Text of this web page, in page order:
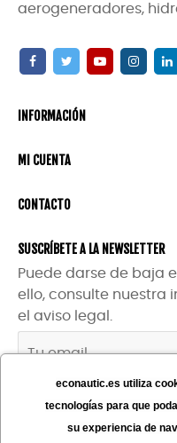
aerogeneradores,
INFORMACIÓN
MI CUENTA
CONTACTO
SUSCRÍBETE A LA NEWSLETTER
Puede darse de baja
ello, consulte nuestra
el aviso legal.
Copyright ©
econautic.es utiliza
tecnologías para que
su experiencia de